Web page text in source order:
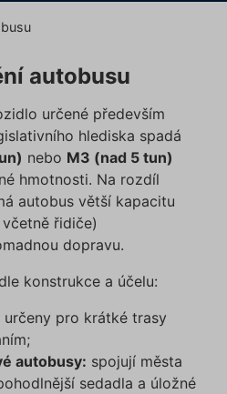
autobusu
určené především
hlediska spadá
nebo M3 (nad 5 tun)
hmotnosti. Na rozdíl
autobus větší kapacitu
řidiče)
dopravu.
konstrukce a účelu:
určeny pro krátké trasy
autobusy: spojují města
sedadla a úložné